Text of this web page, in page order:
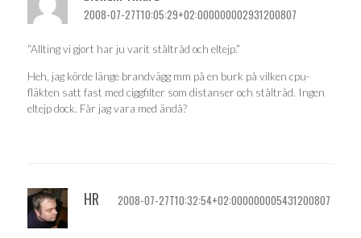
2008-07-27T10:05:29+02:000000002931200807
“Allting vi gjort har ju varit ståltråd och eltejp.”
Heh, jag körde länge brandvägg mm på en burk på vilken cpu-
fläkten satt fast med ciggfilter som distanser och ståltråd. Ingen
eltejp dock. Får jag vara med ändå?
HR 2008-07-27T10:32:54+02:000000005431200807